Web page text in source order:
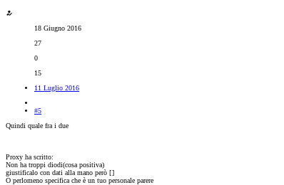
18 Giugno 2016
27
0
15
11 Luglio 2016
#5
Quindi quale fra i due
Proxy ha scritto:
Non ha troppi diodi(cosa positiva)
giustificalo con dati alla mano però []
O perlomeno specifica che è un tuo personale parere